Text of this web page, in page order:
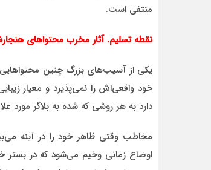
منتفی است.
نقطه تسلیم. آثار مخرب محتواهای
یکی از آسیب‌های بزرگ چنین
خود واقعی‌اش را نمی‌پذیرد و معیار
دارد به هر روشی که شده به بلاگر مورد
مخاطب وقتی ظاهر خود را در آینه
اوضاع زمانی وخیم می‌شود که در بستر